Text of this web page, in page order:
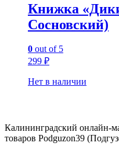
Книжка
Сосновский)
0 out of 5
299 ₽
Нет в наличии
Калининградский онлайн-
товаров Podguzon39